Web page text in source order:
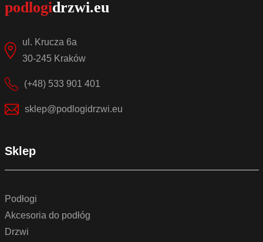
ul. Krucza 6a
30-245 Kraków
(+48) 533 901 401
sklep@podlogidrzwi.eu
Sklep
Podłogi
Akcesoria do podłóg
Drzwi